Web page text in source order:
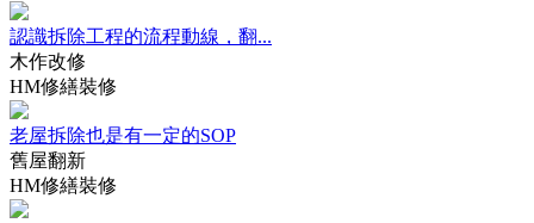
認識拆除工程的流程動線，翻...
木作改修
HM修繕裝修
老屋拆除也是有一定的SOP
舊屋翻新
HM修繕裝修